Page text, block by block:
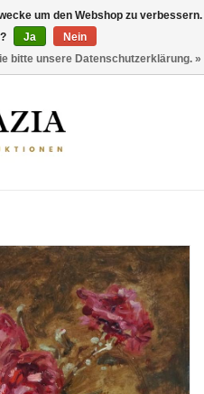
um den Webshop zu verbessern.
Ja
Nein
bitte unsere Datenschutzerklärung. »